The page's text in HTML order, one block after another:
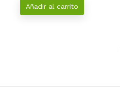
Añadir al carrito